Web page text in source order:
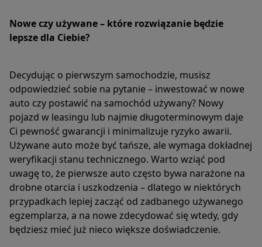
Nowe czy używane – które rozwiązanie będzie
lepsze dla Ciebie?
Decydując o pierwszym samochodzie, musisz
odpowiedzieć sobie na pytanie – inwestować w nowe
auto czy postawić na samochód używany? Nowy
pojazd w leasingu lub najmie długoterminowym daje
Ci pewność gwarancji i minimalizuje ryzyko awarii.
Używane auto może być tańsze, ale wymaga dokładnej
weryfikacji stanu technicznego. Warto wziąć pod
uwagę to, że pierwsze auto często bywa narażone na
drobne otarcia i uszkodzenia – dlatego w niektórych
przypadkach lepiej zacząć od zadbanego używanego
egzemplarza, a na nowe zdecydować się wtedy, gdy
będziesz mieć już nieco większe doświadczenie.